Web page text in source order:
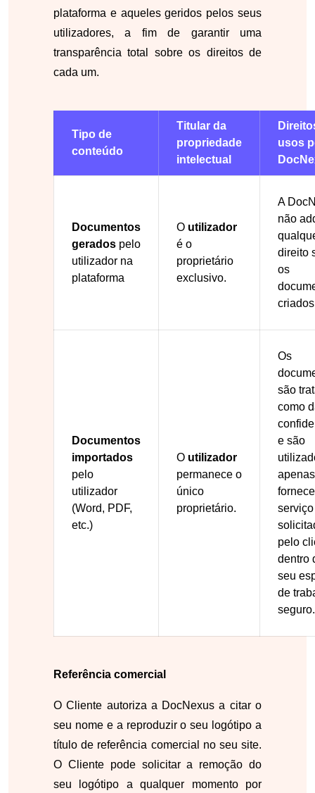
plataforma e aqueles geridos pelos seus
utilizadores, a fim de garantir uma
transparência total sobre os direitos de
cada um.
Tipo de
conteúdo
Titular da
propriedade
intelectual
usos
Documentos
gerados pelo
utilizador na
plataforma
O utilizador
é o
proprietário
exclusivo.
A
não
direito
os
Documentos
importados
pelo
utilizador
(Word, PDF,
etc.)
O utilizador
permanece o
único
proprietário.
Os
são
como
e são
serviço
pelo
dentro
seu
de
seguro.
Referência comercial
O Cliente autoriza a DocNexus a citar o
seu nome e a reproduzir o seu logótipo a
título de referência comercial no seu site.
O Cliente pode solicitar a remoção do
seu logótipo a qualquer momento por